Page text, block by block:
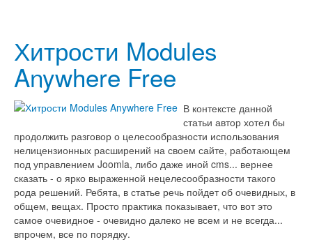
Хитрости Modules
Anywhere Free
В контексте данной
статьи автор хотел бы
продолжить разговор о целесообразности использования
нелицензионных расширений на своем сайте, работающем
под управлением Joomla, либо даже иной cms... вернее
сказать - о ярко выраженной нецелесообразности такого
рода решений. Ребята, в статье речь пойдет об очевидных, в
общем, вещах. Просто практика показывает, что вот это
самое очевидное - очевидно далеко не всем и не всегда...
впрочем, все по порядку.